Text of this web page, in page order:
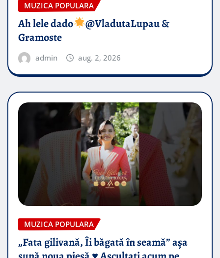
MUZICA POPULARA
Ah lele dado​
@VladutaLupau &
Gramoste
admin aug. 2, 2026
MUZICA POPULARA
„Fata gilivană, Îi băgată în seamă” așa